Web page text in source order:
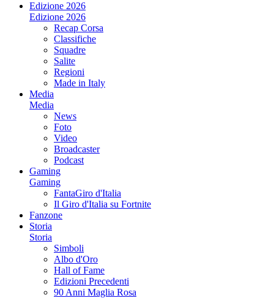
Edizione 2026
Edizione 2026
Recap Corsa
Classifiche
Squadre
Salite
Regioni
Made in Italy
Media
Media
News
Foto
Video
Broadcaster
Podcast
Gaming
Gaming
FantaGiro d'Italia
Il Giro d'Italia su Fortnite
Fanzone
Storia
Storia
Simboli
Albo d'Oro
Hall of Fame
Edizioni Precedenti
90 Anni Maglia Rosa